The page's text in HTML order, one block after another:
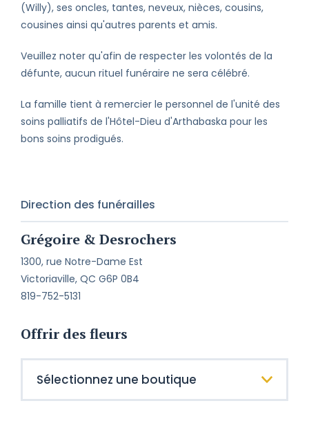
(Willy), ses oncles, tantes, neveux, nièces, cousins,
cousines ainsi qu'autres parents et amis.
Veuillez noter qu'afin de respecter les volontés de la
défunte, aucun rituel funéraire ne sera célébré.
La famille tient à remercier le personnel de l'unité des
soins palliatifs de l'Hôtel-Dieu d'Arthabaska pour les
bons soins prodigués.
Direction des funérailles
Grégoire & Desrochers
1300, rue Notre-Dame Est
Victoriaville, QC G6P 0B4
819-752-5131
Offrir des fleurs